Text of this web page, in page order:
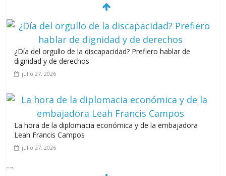
¿Día del orgullo de la discapacidad? Prefiero hablar de
dignidad y de derechos
julio 27, 2026
La hora de la diplomacia económica y de la embajadora
Leah Francis Campos
julio 27, 2026